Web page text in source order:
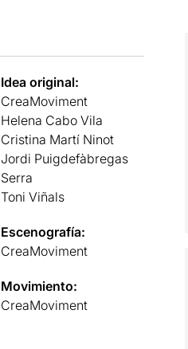
Idea original:
CreaMoviment
Helena Cabo Vila
Cristina Martí Ninot
Jordi Puigdefàbregas
Serra
Toni Viñals
Escenografía:
CreaMoviment
Movimiento:
CreaMoviment